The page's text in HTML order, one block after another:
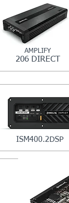
AMPLIFY
206 DIRECT
ISM400.2DSP